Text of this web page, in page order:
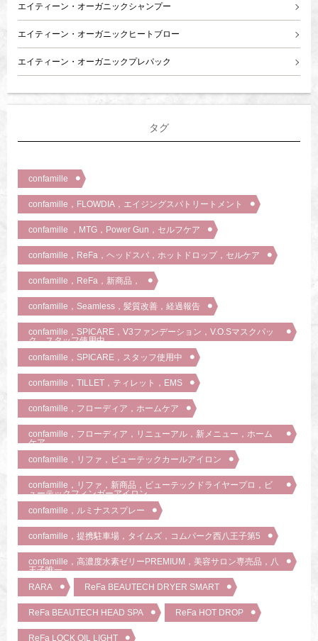
エイティーン・オーガニックシャンプー
エイティーン・オーガニックヒートブロー
エイティーン・オーガニックプレパック
タグ
confamille
confamille，FLOWDIA，エイジングスパトリートメント
confamille ，MTG，Power Gun，セルフケア
confamille，ReFa，ヘッドスパ，ホットドロップ，セルケア
confamille，ReFa，新商品，
confamille，Seamless，髪質改善，経過報告
confamille，SPICARE，V3ファンデーション，V.O.Sマスクパッ
ク，スタッフ使用中
confamille，SPICARE，スタッフ使用中
confamille，TILLET，ティレット，EMS
confamille，フローディア，ホームケア
confamille，フローディア，リニューアル，新メニュー，ホーム
ケア
confamille，リファ，ビューテックカールアイロン
confamille，リファ，新商品，ビューテックドライヤープロ，ビ
ューテックフィンガーアイロン
confamille，ルミナススプレー
confamille，提携駐車場，タイムズ，コムパーク西八王子第5
confamille，高濃度水素ゼリーPREMIUM，美容サロン専売品，八
王子唯一
RARA
ReFa BEAUTECH DRYER SMART
ReFa BEAUTECH HEAD SPA ReFa HOT DROP
ReFa LOCK OIL LIGHT